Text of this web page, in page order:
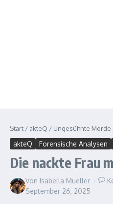
Start / akteQ / Ungesühnte Morde
akteQ Forensische Analysen
Die nackte Frau
Von Isabella Mueller
September 26, 2025